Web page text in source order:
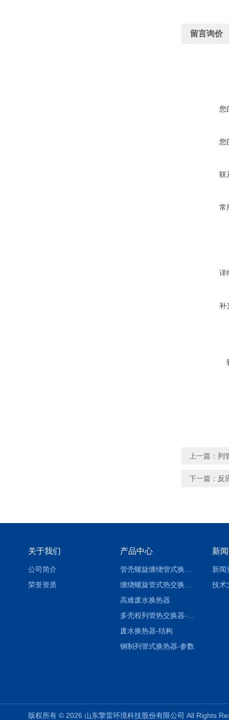
留言询价
您
您
联
常
详
补
上一篇： 列
下一篇： 反
关于我们
公司简介
荣誉资质
产品中心
高难废水换热器
废水换热器-结构
钢制列管式换热器-参数
新
新闻
技术
版权所有 © 2026 山东擎雷环境科技股份有限公司 All